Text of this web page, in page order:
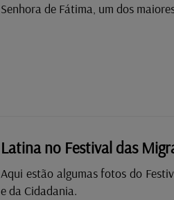
Senhora de Fátima, um dos
Latina no Festival das
Aqui estão algumas fotos do
e da Cidadania.